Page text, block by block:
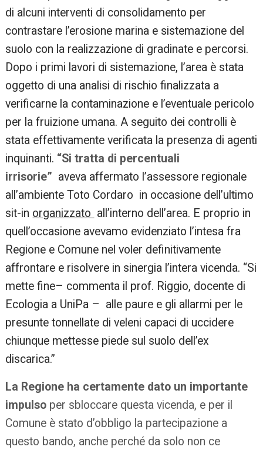
di alcuni interventi di consolidamento per
contrastare l’erosione marina e sistemazione del
suolo con la realizzazione di gradinate e percorsi.
Dopo i primi lavori di sistemazione, l’area è stata
oggetto di una analisi di rischio finalizzata a
verificarne la contaminazione e l’eventuale pericolo
per la fruizione umana. A seguito dei controlli è
stata effettivamente verificata la presenza di agenti
inquinanti. “Si tratta di percentuali
irrisorie” aveva affermato l’assessore regionale
all’ambiente Toto Cordaro in occasione dell’ultimo
sit-in organizzato all’interno dell’area. E proprio in
quell’occasione avevamo evidenziato l’intesa fra
Regione e Comune nel voler definitivamente
affrontare e risolvere in sinergia l’intera vicenda. “Si
mette fine– commenta il prof. Riggio, docente di
Ecologia a UniPa – alle paure e gli allarmi per le
presunte tonnellate di veleni capaci di uccidere
chiunque mettesse piede sul suolo dell’ex
discarica.”
La Regione ha certamente dato un importante
impulso per sbloccare questa vicenda, e per il
Comune è stato d’obbligo la partecipazione a
questo bando, anche perché da solo non ce